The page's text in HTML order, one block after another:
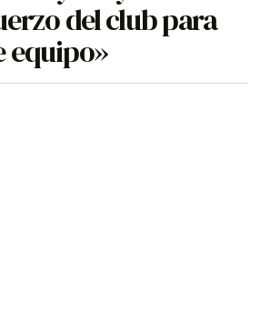
del club para
equipo»